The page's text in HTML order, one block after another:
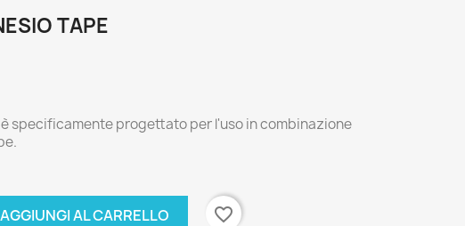
TAPE
è specificamente progettato per l'uso in combinazione
AGGIUNGI AL CARRELLO favorite_border